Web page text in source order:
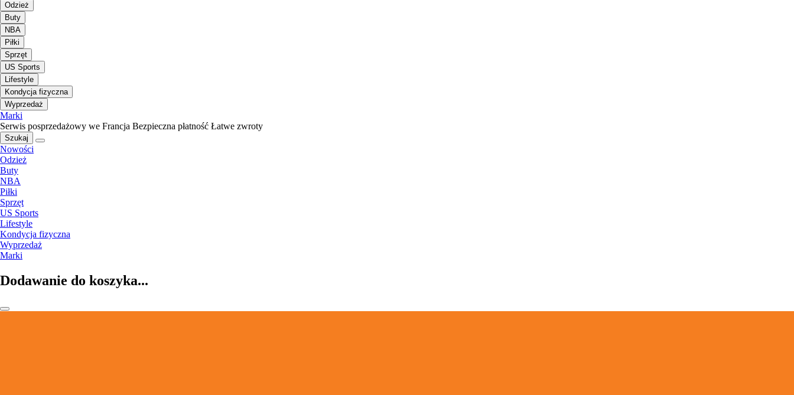
Odzież
Buty
NBA
Piłki
Sprzęt
US Sports
Lifestyle
Kondycja fizyczna
Wyprzedaż
Marki
Serwis posprzedażowy we Francja Bezpieczna płatność Łatwe zwroty
Szukaj
Nowości
Odzież
Buty
NBA
Piłki
Sprzęt
US Sports
Lifestyle
Kondycja fizyczna
Wyprzedaż
Marki
Dodawanie do koszyka...